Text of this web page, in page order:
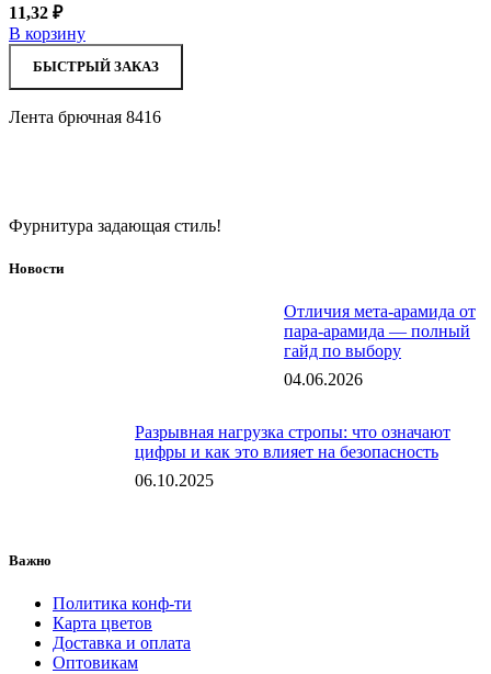
11,32 ₽
В корзину
БЫСТРЫЙ ЗАКАЗ
Лента брючная 8416
Фурнитура задающая стиль!
Новости
Отличия мета-арамида от
пара-арамида — полный
гайд по выбору
04.06.2026
Разрывная нагрузка стропы: что означают
цифры и как это влияет на безопасность
06.10.2025
Важно
Политика конф-ти
Карта цветов
Доставка и оплата
Оптовикам